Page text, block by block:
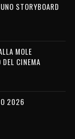
STORYBOARD
MOLE
CINEMA
2026